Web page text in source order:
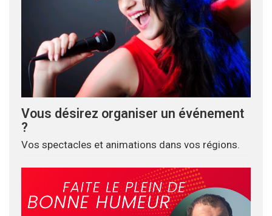
Vous désirez organiser un événement
?
Vos spectacles et animations dans vos régions.